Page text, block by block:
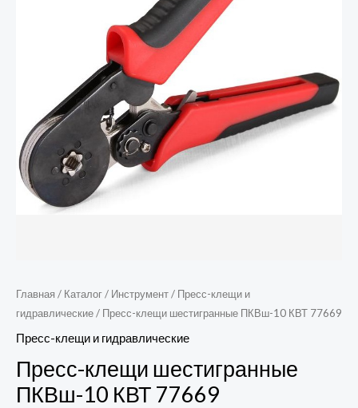
Главная / Каталог/ Инструмент/ Пресс-клещи и
гидравлические/ Пресс-клещи шестигранные ПКВш-10 КВТ 77669
Пресс-клещи и гидравлические
Пресс-клещи шестигранные
ПКВш-10 КВТ 77669